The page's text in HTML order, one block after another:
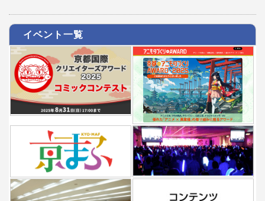
イベント一覧